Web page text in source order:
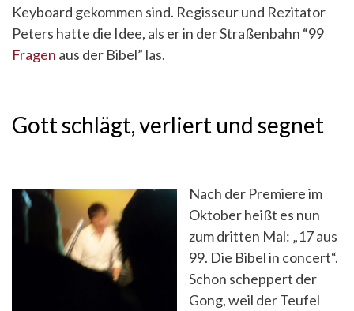
Keyboard gekommen sind. Regisseur und Rezitator
Peters hatte die Idee, als er in der Straßenbahn “99
Fragen aus der Bibel” las.
Gott schlägt, verliert und segnet
Nach der Premiere im
Oktober heißt es nun
zum dritten Mal: „17 aus
99. Die Bibel in concert“.
Schon scheppert der
Gong, weil der Teufel